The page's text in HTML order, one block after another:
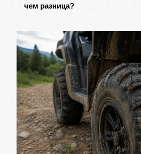
чем разница?